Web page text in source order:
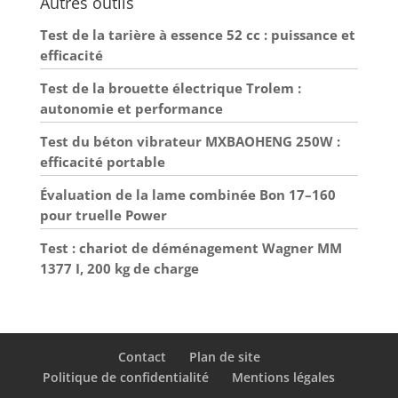
marchandises lourdes.
pierres, d'outils de
jardinage et bien plus
encore, le chariot de
jardin XXL dispose d'une
grande capacité de
UTILISER : Grâce aux 4
grandes roues profilées
gonflables avec jantes en
acier à roulement à billes
et à la direction à fusée,
manoeuvrer la charrette
à bras très facilement,
même sur des terrains
irréguliers ou boueux.
La poignée rembourrée
UTILISATION
du transport -
multifonction et
Test de la tarière à essence 52 cc : puissance et
efficacité
Test de la brouette électrique Trolem :
autonomie et performance
Test du béton vibrateur MXBAOHENG 250W :
efficacité portable
Évaluation de la lame combinée Bon 17–160
pour truelle Power
Test : chariot de déménagement Wagner MM
1377 I, 200 kg de charge
Contact
Plan de site
Politique de confidentialité
Mentions légales